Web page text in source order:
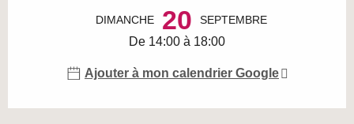
DIMANCHE 20 SEPTEMBRE
De 14:00 à 18:00
Ajouter à mon calendrier Google